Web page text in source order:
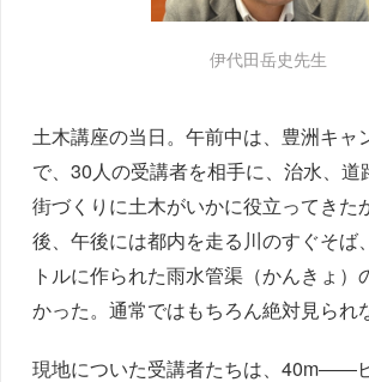
伊代田岳史先生
土木講座の当日。午前中は、豊洲キャ
で、30人の受講者を相手に、治水、道
街づくりに土木がいかに役立ってきた
後、午後には都内を走る川のすぐそば
トルに作られた雨水管渠（かんきょ）
かった。通常ではもちろん絶対見られ
現地についた受講者たちは、40m――